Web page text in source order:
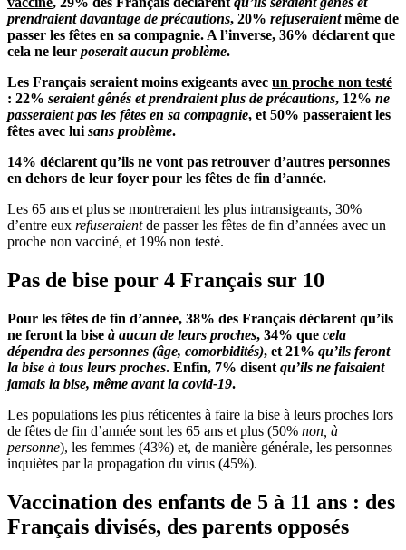
prendraient davantage de précautions, 20% refuseraientmême de
passer les fêtes en sa compagnie. A l’inverse, 36% déclarent que
cela ne leur poserait aucun problème.
Les Français seraient moins exigeants avec un proche non testé
: 22% seraient gênés et prendraient plus de précautions, 12% ne
passeraient pas les fêtes en sa compagnie, et 50% passeraient les
fêtes avec lui sans problème.
14% déclarent qu’ils ne vont pas retrouver d’autres personnes
en dehors de leur foyer pour les fêtes de fin d’année.
Les 65 ans et plus se montreraient les plus intransigeants, 30%
d’entre eux refuseraientde passer les fêtes de fin d’années avec un
proche non vacciné, et 19% non testé.
Pas de bise pour 4 Français sur 10
Pour les fêtes de fin d’année, 38% des Français déclarent qu’ils
ne feront la bise à aucun de leurs proches, 34% que cela
dépendra des personnes (âge, comorbidités), et 21% qu’ils feront
la bise à tous leurs proches. Enfin, 7% disent qu’ils ne faisaient
jamais la bise, même avant la covid-19.
Les populations les plus réticentes à faire la bise à leurs proches lors
de fêtes de fin d’année sont les 65 ans et plus (50% non, à
personne), les femmes (43%) et, de manière générale, les personnes
inquiètes par la propagation du virus (45%).
Vaccination des enfants de 5 à 11 ans : des
Français divisés, des parents opposés